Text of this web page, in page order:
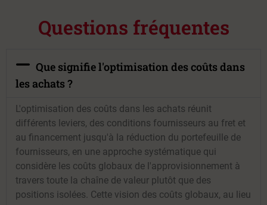
Questions fréquentes
Que signifie l'optimisation des coûts dans
les achats ?
L'optimisation des coûts dans les achats réunit
différents leviers, des conditions fournisseurs au fret et
au financement jusqu'à la réduction du portefeuille de
fournisseurs, en une approche systématique qui
considère les coûts globaux de l'approvisionnement à
travers toute la chaîne de valeur plutôt que des
positions isolées. Cette vision des coûts globaux, au lieu